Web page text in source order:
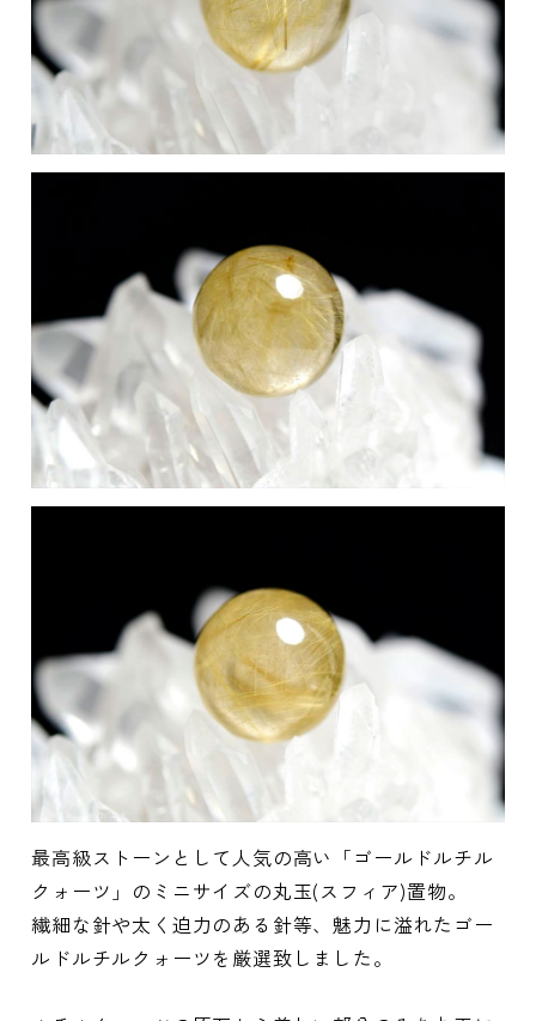
最高級ストーンとして人気の高い「ゴールドルチル
クォーツ」のミニサイズの丸玉(スフィア)置物。
繊細な針や太く迫力のある針等、魅力に溢れたゴー
ルドルチルクォーツを厳選致しました。